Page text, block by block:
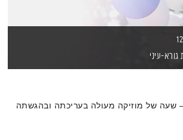
גורא-עיני
שעה של מוזיקה מעולה בעריכתה ובהגשתה